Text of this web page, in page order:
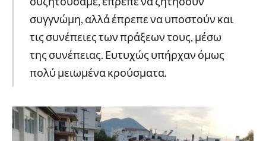
συγγνώμη, αλλά έπρεπε να υποστούν και
τις συνέπειες των πράξεων τους, μέσω
της συνέπειας. Ευτυχώς υπήρχαν όμως
πολύ μειωμένα κρούσματα.